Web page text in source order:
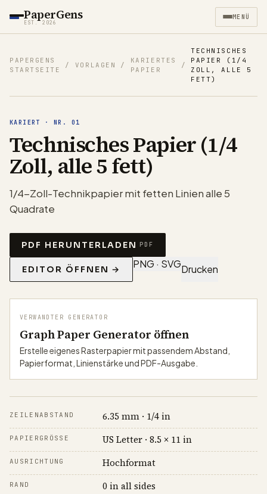
PaperGens
EST. 2026
MENÜ
PAPERGENS
STARTSEITE
/ VORLAGEN /
KARIERTES
PAPIER
/
TECHNISCHES
PAPIER (1/4
ZOLL, ALLE 5
FETT)
KARIERT ·NR. 01
Technisches Papier (1/4
Zoll, alle 5 fett)
1/4-Zoll-Technikpapier mit fetten Linien alle 5
Quadrate
PDF HERUNTERLADEN PDF
EDITOR ÖFFNEN → PNG · SVGDrucken
VERWANDTER GENERATOR
Graph Paper Generator öffnen
Erstelle eigenes Rasterpapier mit passendem Abstand,
Papierformat, Linienstärke und PDF-Ausgabe.
ZEILENABSTAND 6.35 mm · 1/4 in
PAPIERGRÖSSE US Letter · 8.5 × 11 in
AUSRICHTUNG Hochformat
RAND 0 in all sides